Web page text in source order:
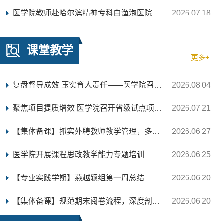
医学院教师赴哈尔滨精神专科白渔泡医院开展挂职锻... 2026.07.18
课堂教学
更多+
复盘督导成效 压实育人责任——医学院召开2025-202... 2026.08.04
聚焦项目提质增效 医学院召开省级试点项目建设专题... 2026.07.21
【集体备课】抓实外聘教师教学管理，多措并举提升... 2026.06.27
医学院开展课程思政教学能力专题培训 2026.06.25
【专业实践学期】燕越颖组第一周总结 2026.06.20
【集体备课】规范期末阅卷流程，深度剖析护理学科... 2026.06.20